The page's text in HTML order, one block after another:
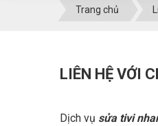
Trang chủ
LIÊN HỆ VỚI
Dịch vụ sửa tivi